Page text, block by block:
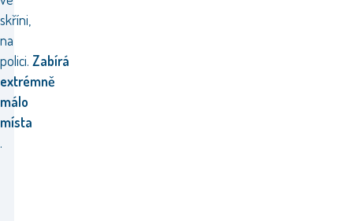
skříni,
na
polici. Zabírá
extrémně
málo
místa
.